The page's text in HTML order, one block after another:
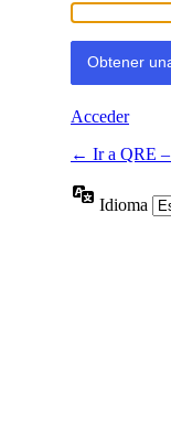
Acceder
← Ir a QRE –
Idioma